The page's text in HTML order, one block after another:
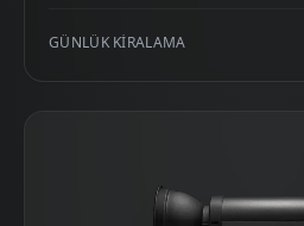
GÜNLÜK KIRALAMA